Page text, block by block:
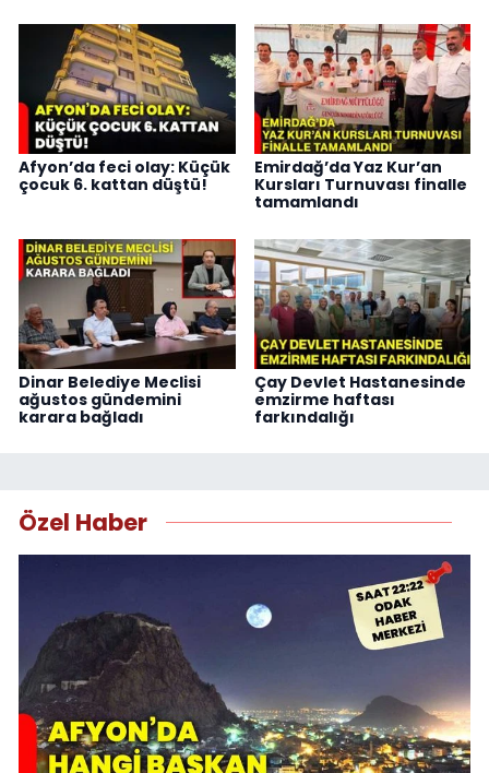
Afyon’da feci olay: Küçük
çocuk 6. kattan düştü!
Emirdağ’da Yaz Kur’an
Kursları Turnuvası finalle
tamamlandı
Dinar Belediye Meclisi
ağustos gündemini
karara bağladı
Çay Devlet Hastanesinde
emzirme haftası
farkındalığı
Özel Haber